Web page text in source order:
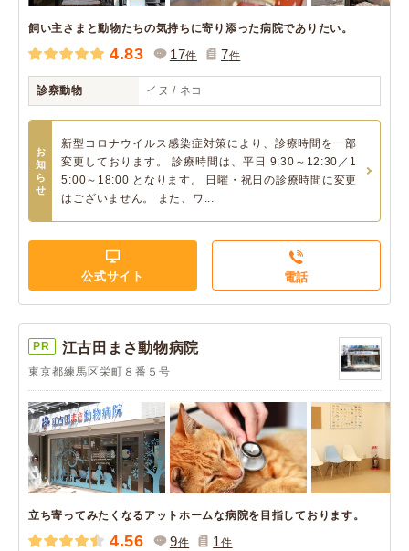
飼い主さまと動物たちの気持ちに寄り添った病院でありたい。
4.83 17件 7件
診察動物 イヌ / ネコ
お
知
ら
せ
新型コロナウイルス感染症対策により、診療時間を一部
変更しております。 診療時間は、平日 9:30～12:30／1
5:00～18:00 となります。 日曜・祝日の診療時間に変更
はございません。 また、ワ...
公式サイト 電話
PR 江古田まさ動物病院
東京都練馬区栄町８番５号
立ち寄ってみたくなるアットホームな病院を目指しております。
4.56 9件 1件